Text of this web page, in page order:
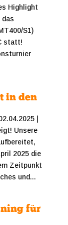
Highlight
das
S1)
statt!
in den
|
Unsere
2025 die
Zeitpunkt
und...
für